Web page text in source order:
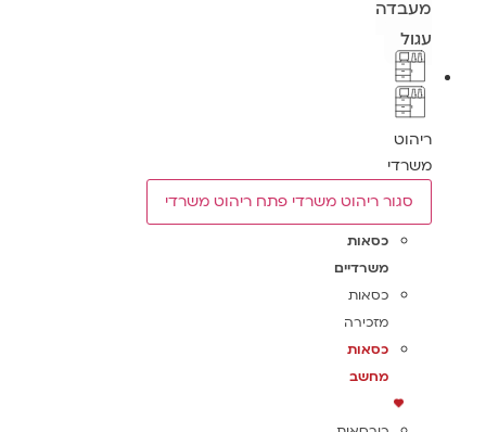
מעבדה
עגול
ריהוט
משרדי
סגור ריהוט משרדי פתח ריהוט משרדי
כסאות
משרדיים
כסאות
מזכירה
כסאות
מחשב